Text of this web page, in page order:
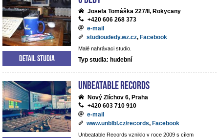
Josefa Tomáška 227/II, Rokycany
+420 606 268 373
e-mail
studioudedy.wz.cz, Facebook
Malé nahrávaci studio.
Typ studia: hudební
Detail studia
Unbeatable Records
Nový Zlíchov 6, Praha
+420 603 710 910
e-mail
www.unblbl.cz/records, Facebook
Unbeatable Records vzniklo v roce 2009 s cílem